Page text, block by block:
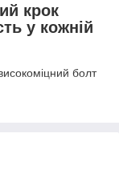
крок
у кожній
болт
міцності та